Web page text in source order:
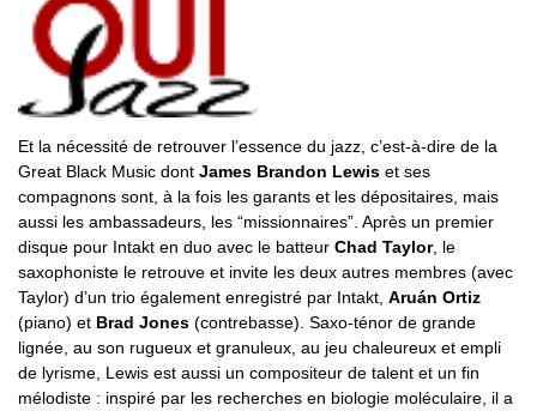
Et la nécessité de retrouver l’essence du jazz, c’est-à-dire de la
Great Black Music dont James Brandon Lewis et ses
compagnons sont, à la fois les garants et les dépositaires, mais
aussi les ambassadeurs, les “missionnaires”. Après un premier
disque pour Intakt en duo avec le batteur Chad Taylor, le
saxophoniste le retrouve et invite les deux autres membres (avec
Taylor) d’un trio également enregistré par Intakt, Aruán Ortiz
(piano) et Brad Jones (contrebasse). Saxo-ténor de grande
lignée, au son rugueux et granuleux, au jeu chaleureux et empli
de lyrisme, Lewis est aussi un compositeur de talent et un fin
mélodiste : inspiré par les recherches en biologie moléculaire, il a